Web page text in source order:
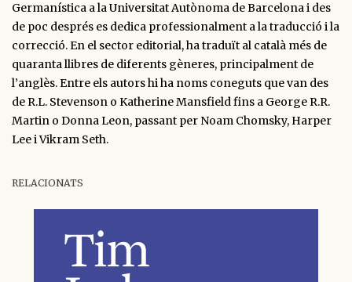
Germanística a la Universitat Autònoma de Barcelona i des
de poc després es dedica professionalment a la traducció i la
correcció. En el sector editorial, ha traduït al català més de
quaranta llibres de diferents gèneres, principalment de
l’anglès. Entre els autors hi ha noms coneguts que van des
de R.L. Stevenson o Katherine Mansfield fins a George R.R.
Martin o Donna Leon, passant per Noam Chomsky, Harper
Lee i Vikram Seth.
RELACIONATS